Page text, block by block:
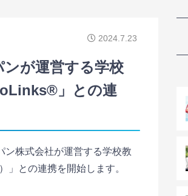
2024.7.23
ンが運営する学校
」との連
ン株式会社が運営する学校教
との連携を開始します。